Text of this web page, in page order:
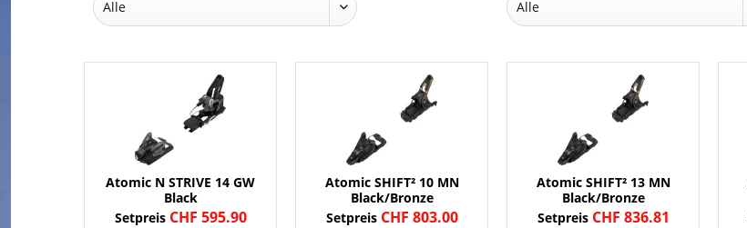
Atomic N STRIVE 14 GW
Black
Setpreis CHF 595.90
Atomic SHIFT² 10 MN
Black/Bronze
Setpreis CHF 803.00
Atomic SHIFT² 13 MN
Black/Bronze
Setpreis CHF 836.81